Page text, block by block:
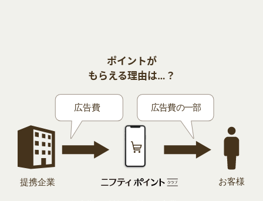
ポイントが
もらえる理由は…？